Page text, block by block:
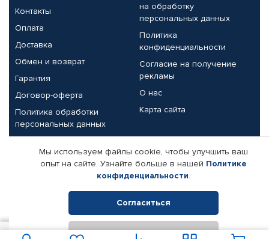
Контакты
Оплата
Доставка
Обмен и возврат
Гарантия
Договор-оферта
Политика обработки
персональных данных
на обработку
персональных данных
Политика
конфиденциальности
Согласие на получение
рекламы
О нас
Карта сайта
Партнерам
Корпоративным клиентам
Поставщикам
Реквизиты компании
© КАМАЗ ЦЕНТР ДОНЕЦК, 2015-2026. Все права защищены.
Мы используем файлы cookie, чтобы улучшить ваш
опыт на сайте. Узнайте больше в нашей Политике
конфиденциальности.
Согласиться
Отклонить